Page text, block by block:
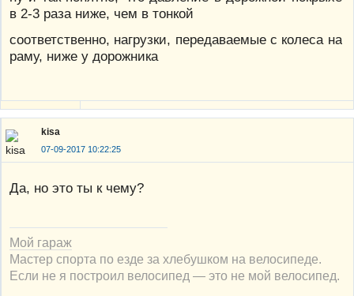
в 2-3 раза ниже, чем в тонкой
соответственно, нагрузки, передаваемые с колеса на
раму, ниже у дорожника
kisa
07-09-2017 10:22:25
Да, но это ты к чему?
Мой гараж
Мастер спорта по езде за хлебушком на велосипеде.
Если не я построил велосипед — это не мой велосипед.